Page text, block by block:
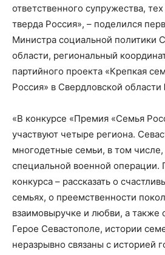
ответственного супружества,
тверда Россия», – поделился
Министра социальной политики
области, региональный
партийного проекта «Крепкая
Россия» в Свердловской области
«В конкурсе «Премия «Семья
участвуют четыре региона.
многодетные семьи, в том числе,
специальной военной операции.
конкурса – рассказать о
семьях, о преемственности
взаимовыручке и любви, а
Герое Севастополе, истории
неразрывно связаны с историей